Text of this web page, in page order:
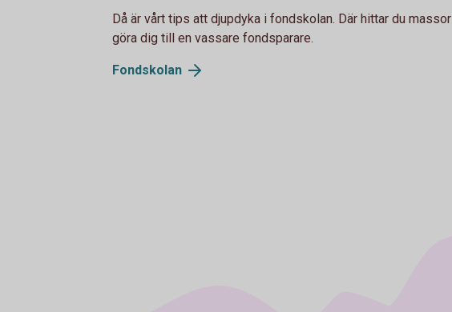
Då är vårt tips att djupdyka i fondskolan. Där hittar du
göra dig till en vassare fondsparare.
Fondskolan